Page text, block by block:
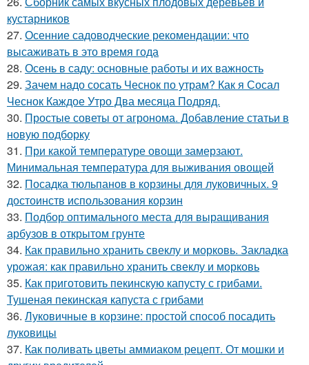
кустарников
27. Осенние садоводческие рекомендации: что
высаживать в это время года
28. Осень в саду: основные работы и их важность
29. Зачем надо сосать Чеснок по утрам? Как я Сосал
Чеснок Каждое Утро Два месяца Подряд.
30. Простые советы от агронома. Добавление статьи в
новую подборку
31. При какой температуре овощи замерзают.
Минимальная температура для выживания овощей
32. Посадка тюльпанов в корзины для луковичных. 9
достоинств использования корзин
33. Подбор оптимального места для выращивания
арбузов в открытом грунте
34. Как правильно хранить свеклу и морковь. Закладка
урожая: как правильно хранить свеклу и морковь
35. Как приготовить пекинскую капусту с грибами.
Тушеная пекинская капуста с грибами
36. Луковичные в корзине: простой способ посадить
луковицы
37. Как поливать цветы аммиаком рецепт. От мошки и